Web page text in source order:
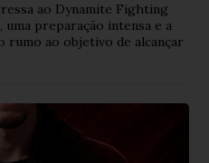
ao Dynamite Fighting
preparação intensa e a
rumo ao objetivo de alcançar